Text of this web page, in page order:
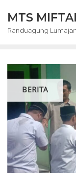
content
MTS
Randuagung
BERITA